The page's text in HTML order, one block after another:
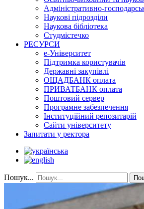
Адміністративно-
Наукові підрозділи
Наукова бібліотека
Студмістечко
РЕСУРСИ
е-Університет
Підтримка користувачів
Державні закупівлі
ОЩАДБАНК оплата
ПРИВАТБАНК оплата
Поштовий сервер
Програмне забезпечення
Інституційний репозитарій
Сайти університету
Запитати у ректора
Пошук...